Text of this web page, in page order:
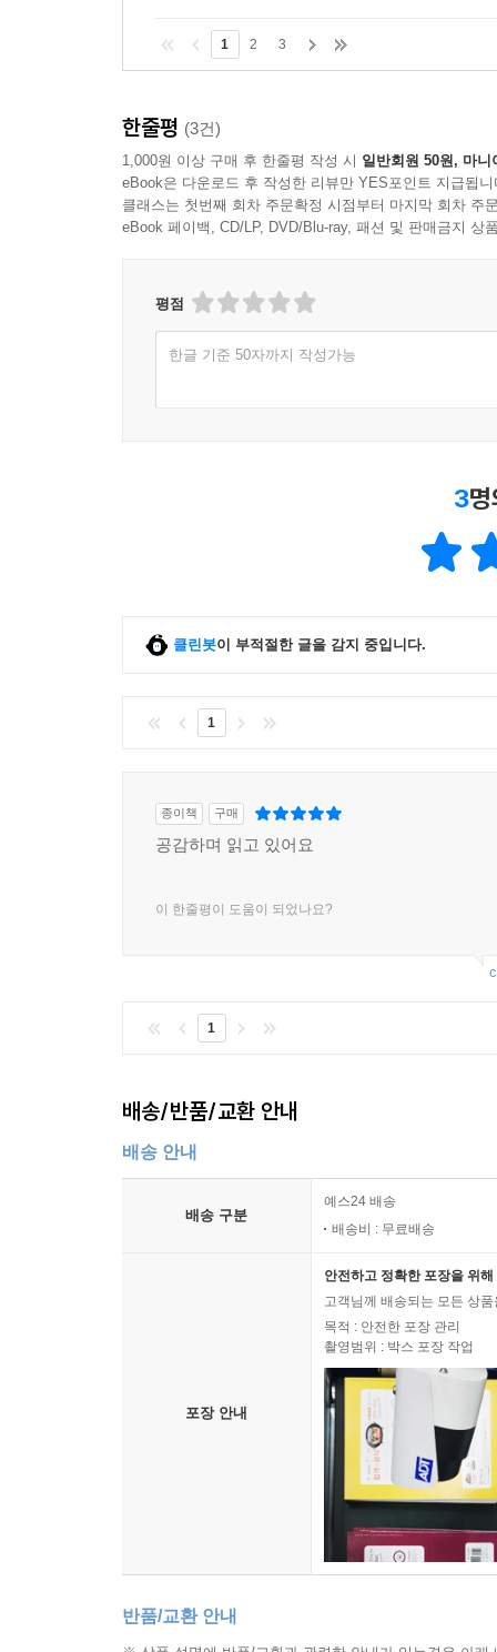
1 2 3
한줄평 (3건)
1,000원 이상 구매 후 한줄평 작성 시 일반회원 50원, 마니
eBook은 다운로드 후 작성한 리뷰만 YES포인트 지급됩니
클래스는 첫번째 회차 주문확정 시점부터 마지막 회차 주
eBook 페이백, CD/LP, DVD/Blu-ray, 패션 및 판매금지 상
평점
한글 기준 50자까지 작성가능
3
클린봇이 부적절한 글을 감지 중입니다.
1
종이책 구매
공감하며 읽고 있어요
이 한줄평이 도움이 되었나요?
1
배송/반품/교환 안내
배송 안내
배송 구분
예스24 배송
배송비 : 무료배송
포장 안내
안전하고 정확한 포장을 위
고객님께 배송되는 모든 상
목적 : 안전한 포장 관리
촬영범위 : 박스 포장 작업
반품/교환 안내